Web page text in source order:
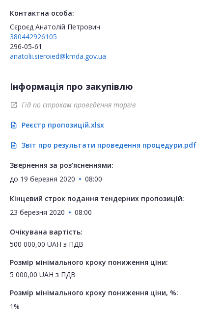
Контактна особа:
Сєроєд Анатолій Петрович
380442926105
296-05-61
anatolii.sieroied@kmda.gov.ua
Інформація про закупівлю
open_in_new Гід по строкам проведення торгів
description Реєстр пропозицій.xlsx
description Звіт про результати проведення процедури.pdf
Звернення за роз'ясненнями:
до 19 березня 2020 08:00
Кінцевий строк подання тендерних пропозицій:
23 березня 2020
08:00
Очікувана вартість:
500 000,00 UAH з ПДВ
Розмір мінімального кроку пониження ціни:
5 000,00 UAH з ПДВ
Розмір мінімального кроку пониження ціни, %:
1%